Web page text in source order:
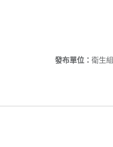
發布單位： 衛生組